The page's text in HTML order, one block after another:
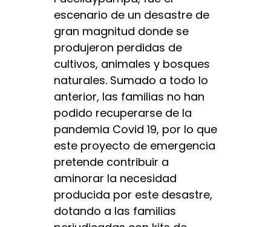
escenario de un desastre de
gran magnitud donde se
produjeron perdidas de
cultivos, animales y bosques
naturales. Sumado a todo lo
anterior, las familias no han
podido recuperarse de la
pandemia Covid 19, por lo que
este proyecto de emergencia
pretende contribuir a
aminorar la necesidad
producida por este desastre,
dotando a las familias